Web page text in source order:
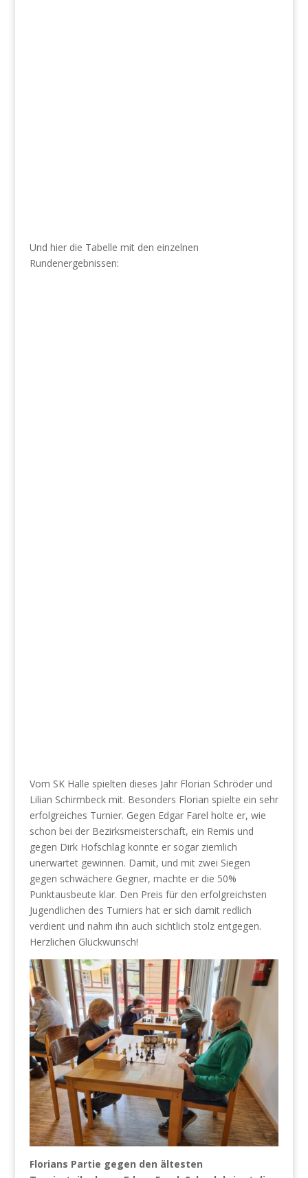
Und hier die Tabelle mit den einzelnen
Rundenergebnissen:
Vom SK Halle spielten dieses Jahr Florian Schröder und
Lilian Schirmbeck mit. Besonders Florian spielte ein sehr
erfolgreiches Turnier. Gegen Edgar Farel holte er, wie
schon bei der Bezirksmeisterschaft, ein Remis und
gegen Dirk Hofschlag konnte er sogar ziemlich
unerwartet gewinnen. Damit, und mit zwei Siegen
gegen schwächere Gegner, machte er die 50%
Punktausbeute klar. Den Preis für den erfolgreichsten
Jugendlichen des Turniers hat er sich damit redlich
verdient und nahm ihn auch sichtlich stolz entgegen.
Herzlichen Glückwunsch!
Florians Partie gegen den ältesten